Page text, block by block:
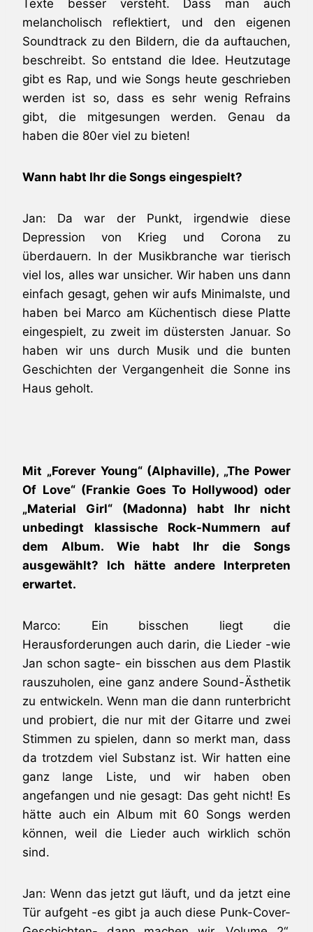
Texte besser versteht. Dass man auch
melancholisch reflektiert, und den eigenen
Soundtrack zu den Bildern, die da auftauchen,
beschreibt. So entstand die Idee. Heutzutage
gibt es Rap, und wie Songs heute geschrieben
werden ist so, dass es sehr wenig Refrains
gibt, die mitgesungen werden. Genau da
haben die 80er viel zu bieten!
Wann habt Ihr die Songs eingespielt?
Jan: Da war der Punkt, irgendwie diese
Depression von Krieg und Corona zu
überdauern. In der Musikbranche war tierisch
viel los, alles war unsicher. Wir haben uns dann
einfach gesagt, gehen wir aufs Minimalste, und
haben bei Marco am Küchentisch diese Platte
eingespielt, zu zweit im düstersten Januar. So
haben wir uns durch Musik und die bunten
Geschichten der Vergangenheit die Sonne ins
Haus geholt.
Mit „Forever Young“ (Alphaville), „The Power
Of Love“ (Frankie Goes To Hollywood) oder
„Material Girl“ (Madonna) habt Ihr nicht
unbedingt klassische Rock-Nummern auf
dem Album. Wie habt Ihr die Songs
ausgewählt? Ich hätte andere Interpreten
erwartet.
Marco: Ein bisschen liegt die
Herausforderungen auch darin, die Lieder -wie
Jan schon sagte- ein bisschen aus dem Plastik
rauszuholen, eine ganz andere Sound-Ästhetik
zu entwickeln. Wenn man die dann runterbricht
und probiert, die nur mit der Gitarre und zwei
Stimmen zu spielen, dann so merkt man, dass
da trotzdem viel Substanz ist. Wir hatten eine
ganz lange Liste, und wir haben oben
angefangen und nie gesagt: Das geht nicht! Es
hätte auch ein Album mit 60 Songs werden
können, weil die Lieder auch wirklich schön
sind.
Jan: Wenn das jetzt gut läuft, und da jetzt eine
Tür aufgeht -es gibt ja auch diese Punk-Cover-